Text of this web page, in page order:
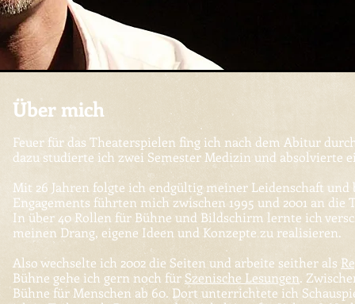
Über mich
Feuer für das Theaterspielen fing ich nach dem Abitur
dazu studierte ich zwei Semester Medizin und absolvierte
Mit 26 Jahren folgte ich endgültig meiner Leidenschaft und
Engagements führten mich zwischen 1995 und 2001 an die
In über 40 Rollen für Bühne und Bildschirm lernte ich
meinen Drang, eigene Ideen und Konzepte zu realisieren.
Also wechselte ich 2002 die Seiten und arbeite seither als
Bühne gehe ich gern noch für Szenische Lesungen.
Bühne für Menschen ab 60. Dort unterrichtete ich